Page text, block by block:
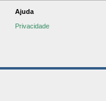
Ajuda
Privacidade